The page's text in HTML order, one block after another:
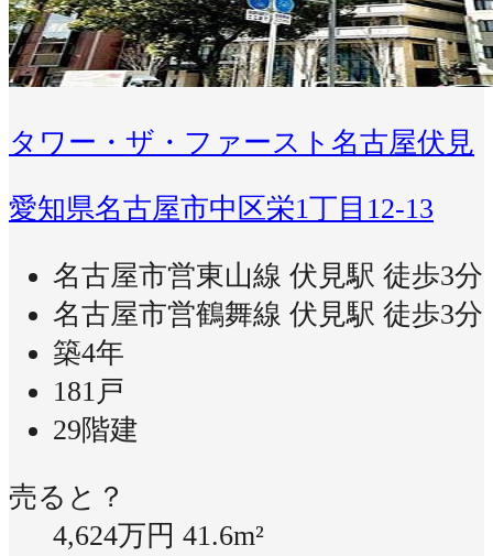
タワー・ザ・ファースト名古屋伏見
愛知県名古屋市中区栄1丁目12-13
名古屋市営東山線 伏見駅 徒歩3分
名古屋市営鶴舞線 伏見駅 徒歩3分
築4年
181戸
29階建
売ると？
4,624万円 41.6m²